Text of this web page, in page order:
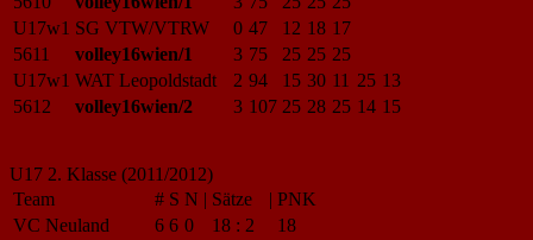
U17w1 SG VTW/VTRW 0 47 12 18 17
5611
volley16wien/1 3 75 25 25 25
U17w1 WAT Leopoldstadt 2 94 15 30 11 25 13
5612
volley16wien/2 3 107 25 28 25 14 15
U17 2. Klasse (2011/2012)
Team
# S N | Sätze | PNK
VC Neuland
6 6 0 18 : 2
18